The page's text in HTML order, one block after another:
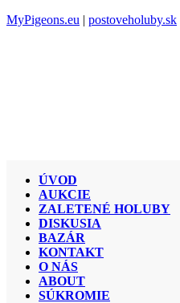
MyPigeons.eu | postoveholuby.sk
ÚVOD
AUKCIE
ZALETENÉ HOLUBY
DISKUSIA
BAZÁR
KONTAKT
O NÁS
ABOUT
SÚKROMIE